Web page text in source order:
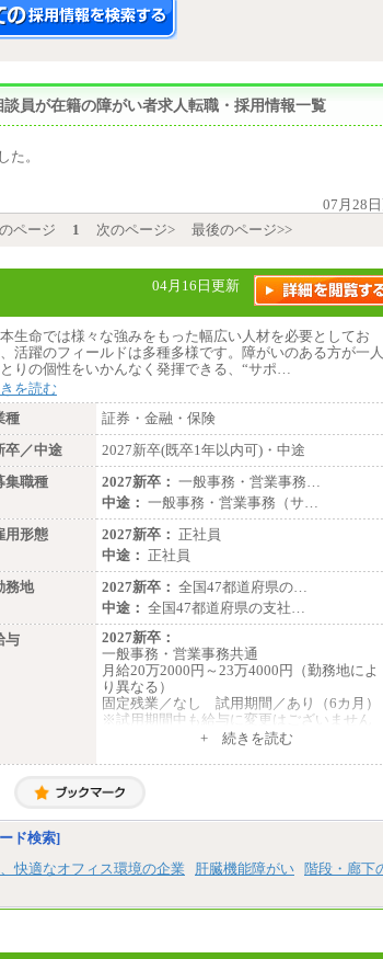
員が在籍の障がい者求人転職・採用情報一覧
た。
07月28
ページ 1 次のページ> 最後のページ>>
04月16日更新
生命では様々な強みをもった幅広い人材を必要としてお
活躍のフィールドは多種多様です。障がいのある方が一人
りの個性をいかんなく発揮できる、“サポ…
を読む
種
証券・金融・保険
卒／中途
2027新卒(既卒1年以内可)・中途
集職種
2027新卒： 一般事務・営業事務…
中途： 一般事務・営業事務（サ…
用形態
2027新卒： 正社員
中途： 正社員
務地
2027新卒： 全国47都道府県の…
中途： 全国47都道府県の支社…
与
2027新卒：
一般事務・営業事務共通
月給20万2000円～23万4000円（勤務地によ
り異なる）
固定残業／なし 試用期間／あり（6カ月）
※試用期間中も給与に変更はございません
一般事務・営業事務共通
月給20万2000円～23万4000円（勤務地によ
り異なる）
固定残業／なし 試用期間／あり（6か月）
※試用期間中も給与に変更はございません
+ 続きを読む
ド検索]
快適なオフィス環境の企業 肝臓機能障がい
階段・廊下